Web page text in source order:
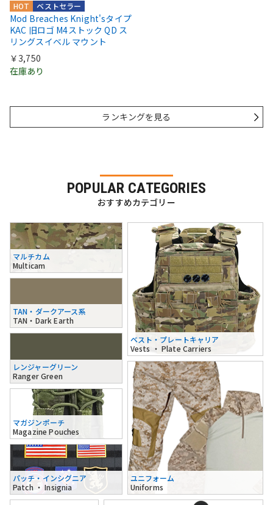
ベストセラー
HOT
Mod Breaches Knight'sタイプ
KAC 旧ロゴ M4ストック QD ス
リングスイベル マウント
￥3,750
在庫あり
ランキングを見る
POPULAR CATEGORIES
おすすめカテゴリー
マルチカム
Multicam
TAN・ダークアース系
TAN・Dark Earth
レンジャーグリーン
Ranger Green
ベスト・プレートキャリア
Vests ・ Plate Carriers
マガジンポーチ
Magazine Pouches
パッチ・インシグニア
Patch ・ Insignia
ユニフォーム
Uniforms